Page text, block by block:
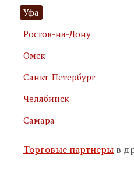
Я принимаю
условия
Я соглашаюсь сполитикой
Уфа
Ростов-на-Дону
Омск
Санкт-Петербург
Челябинск
Самара
Торговые партнеры в